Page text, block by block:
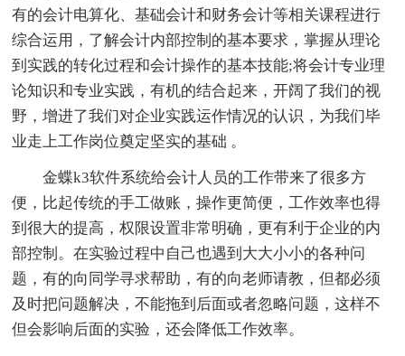
有的会计电算化、基础会计和财务会计等相关课程进行
综合运用，了解会计内部控制的基本要求，掌握从理论
到实践的转化过程和会计操作的基本技能;将会计专业理
论知识和专业实践，有机的结合起来，开阔了我们的视
野，增进了我们对企业实践运作情况的认识，为我们毕
业走上工作岗位奠定坚实的基础 。
金蝶k3软件系统给会计人员的工作带来了很多方
便，比起传统的手工做账，操作更简便，工作效率也得
到很大的提高，权限设置非常明确，更有利于企业的内
部控制。在实验过程中自己也遇到大大小小的各种问
题，有的向同学寻求帮助，有的向老师请教，但都必须
及时把问题解决，不能拖到后面或者忽略问题，这样不
但会影响后面的实验，还会降低工作效率。